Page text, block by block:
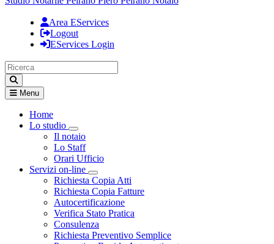
Area EServices
Logout
EServices Login
Menu
Home
Lo studio
Visualizza menù di secondo livello
Il notaio
Lo Staff
Orari Ufficio
Servizi on-line
Visualizza menù di secondo livello
Richiesta Copia Atti
Richiesta Copia Fatture
Autocertificazione
Verifica Stato Pratica
Consulenza
Richiesta Preventivo Semplice